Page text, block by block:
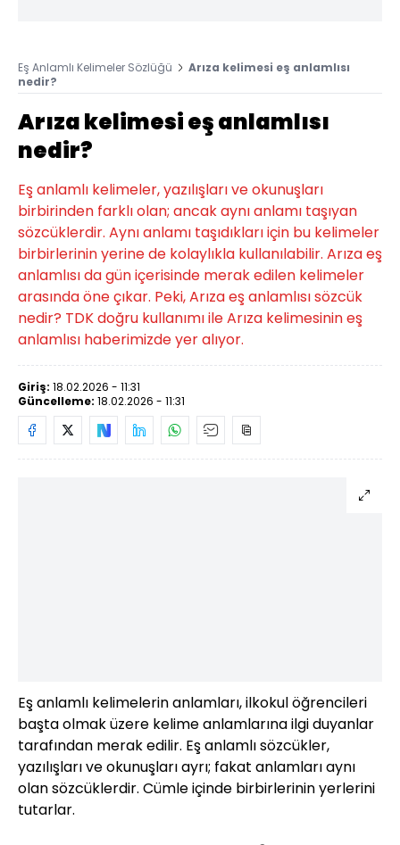
Eş Anlamlı Kelimeler Sözlüğü
Arıza kelimesi eş anlamlısı
nedir?
Arıza kelimesi eş anlamlısı
nedir?
Eş anlamlı kelimeler, yazılışları ve okunuşları
birbirinden farklı olan; ancak aynı anlamı taşıyan
sözcüklerdir. Aynı anlamı taşıdıkları için bu kelimeler
birbirlerinin yerine de kolaylıkla kullanılabilir. Arıza eş
anlamlısı da gün içerisinde merak edilen kelimeler
arasında öne çıkar. Peki, Arıza eş anlamlısı sözcük
nedir? TDK doğru kullanımı ile Arıza kelimesinin eş
anlamlısı haberimizde yer alıyor.
Giriş: 18.02.2026 - 11:31
Güncelleme: 18.02.2026 - 11:31
Eş anlamlı kelimelerin anlamları, ilkokul öğrencileri
başta olmak üzere kelime anlamlarına ilgi duyanlar
tarafından merak edilir. Eş anlamlı sözcükler,
yazılışları ve okunuşları ayrı; fakat anlamları aynı
olan sözcüklerdir. Cümle içinde birbirlerinin yerlerini
tutarlar.